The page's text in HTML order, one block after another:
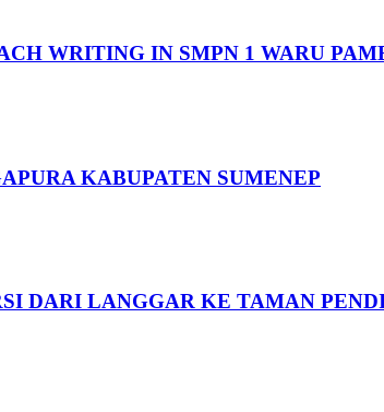
WRITING IN SMPN 1 WARU
KABUPATEN SUMENEP
DARI LANGGAR KE TAMAN